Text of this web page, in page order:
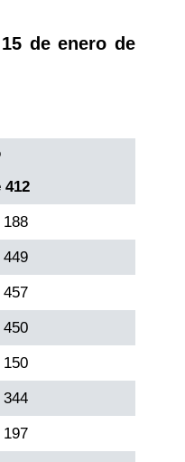
de enero de
412
449
450
150
197